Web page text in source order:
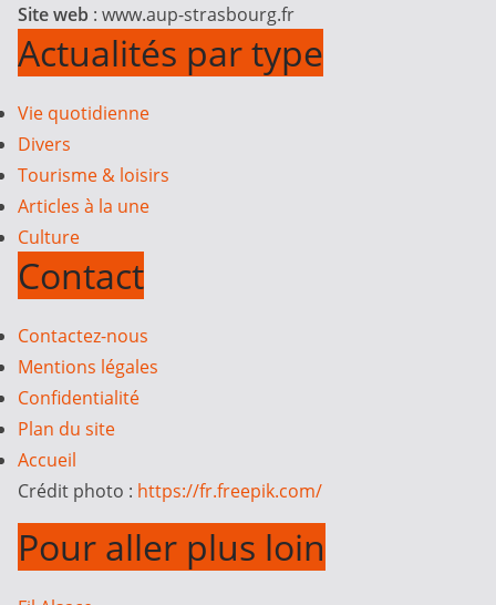
Site web : www.aup-strasbourg.fr
Actualités par type
Vie quotidienne
Divers
Tourisme & loisirs
Articles à la une
Culture
Contact
Contactez-nous
Mentions légales
Confidentialité
Plan du site
Accueil
Crédit photo : https://fr.freepik.com/
Pour aller plus loin